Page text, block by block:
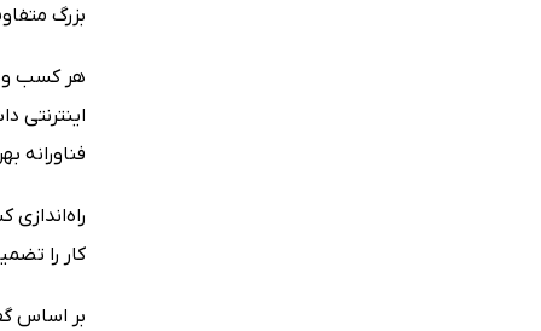
بزرگ
هر کسب و
اینترنتی
فناورانه
کار را
بر اساس